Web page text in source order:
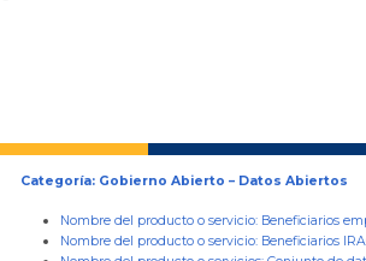
Categoría: Gobierno Abierto – Datos Abiertos
Nombre del producto o servicio: Beneficiarios
Nombre del producto o servicio: Beneficiarios